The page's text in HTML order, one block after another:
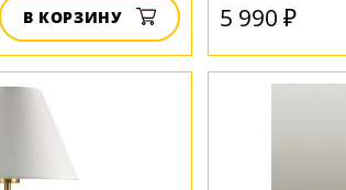
В КОРЗИНУ 5 990 ₽